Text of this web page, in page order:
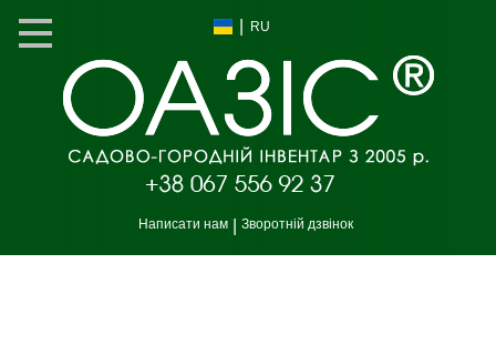
RU
Написати нам Зворотній дзвінок